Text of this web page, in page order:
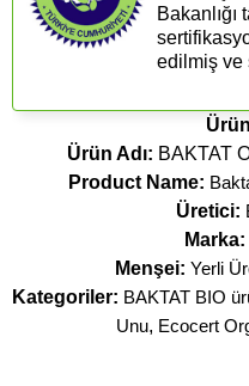
edilmiş ve
Ürün Adı: BAKTAT
Product Name:
Üretici:
Marka:
Menşei: Yerli
Kategoriler: BAKTAT BIO
Unu, Ecocert